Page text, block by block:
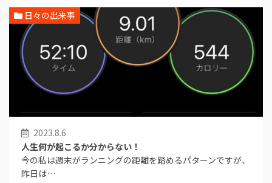
2023.8.6
人生何が起こるか分からない！
今の私は週末がランニングの距離を踏めるパターンですが、
昨日は…
日々の出来事